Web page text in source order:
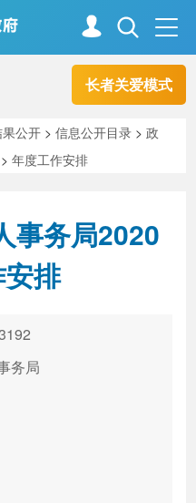
长者关爱模式
走进资阳
解读回应
公开 >信息公开目录 >政
>年度工作安排
事务局2020
排
务局